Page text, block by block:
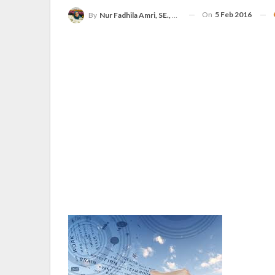
By Nur Fadhila Amri, SE., Ak., M.Si On 5 Feb 2016